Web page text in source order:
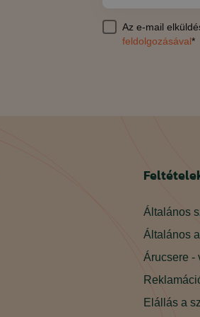
Az e-mail
feldolgozásával*
Általános
Általános
Árucsere -
Elállás a